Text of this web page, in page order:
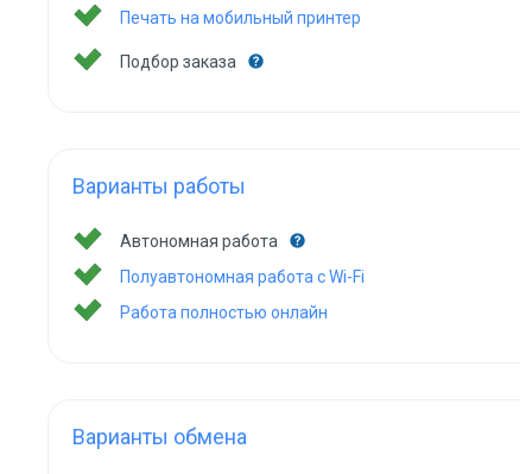
Печать на мобильный принтер
Подбор заказа
Варианты работы
Автономная работа
Полуавтономная работа с Wi-Fi
Работа полностью онлайн
Варианты обмена